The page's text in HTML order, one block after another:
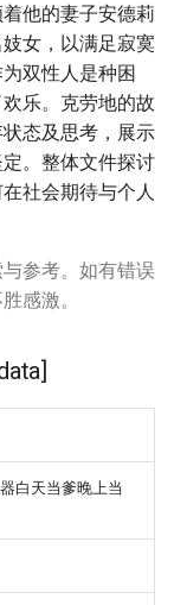
他的妻子安德莉
女，以满足寂寞
双性人是种困
乐。克劳地的故
态及思考，展示
。整体文件探讨
社会期待与个人
参考。如有错误
感激。
白天当爹晚上当